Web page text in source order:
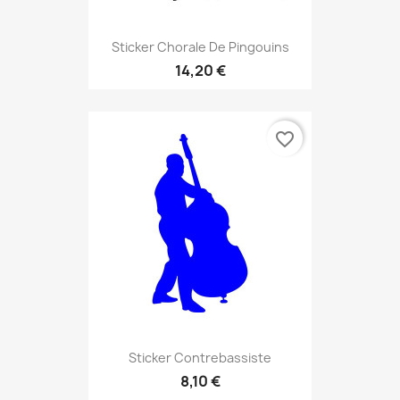
Sticker Chorale De Pingouins
14,20 €
Sticker Contrebassiste
8,10 €
favorite_border